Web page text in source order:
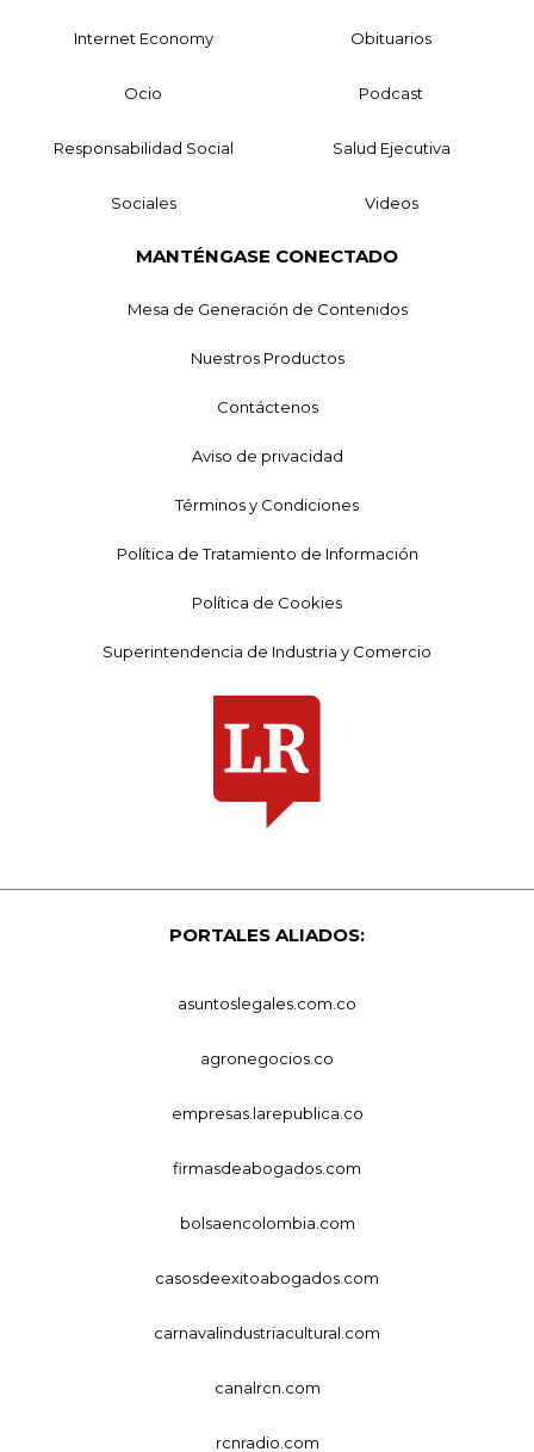
Internet Economy Obituarios
Ocio Podcast
Responsabilidad Social Salud Ejecutiva
Sociales Videos
MANTÉNGASE CONECTADO
Mesa de Generación de Contenidos
Nuestros Productos
Contáctenos
Aviso de privacidad
Términos y Condiciones
Política de Tratamiento de Información
Política de Cookies
Superintendencia de Industria y Comercio
PORTALES ALIADOS:
asuntoslegales.com.co
agronegocios.co
empresas.larepublica.co
firmasdeabogados.com
bolsaencolombia.com
casosdeexitoabogados.com
carnavalindustriacultural.com
canalrcn.com
rcnradio.com